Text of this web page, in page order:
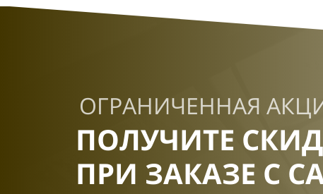
ОГРАНИЧЕННАЯ
ПОЛУЧИТЕ
ПРИ ЗАКАЗЕ С